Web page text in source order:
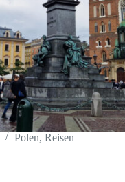
Polen, Reisen